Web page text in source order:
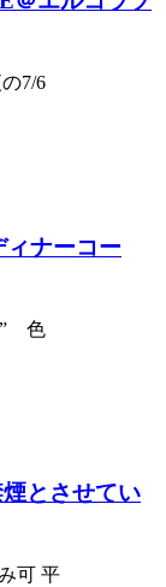
7/6
ナーコー
” 色
とさせてい
可 平